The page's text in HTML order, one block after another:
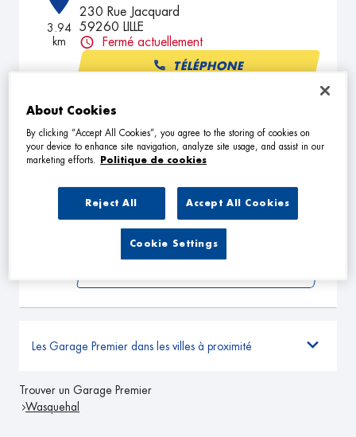
3.94
km
230 Rue Jacquard
59260 LILLE
Fermé actuellement
TÉLÉPHONE
2
km
GARAGE GR AUTO
31 Rue de la Liberation
62710 COURRIERES
Fermé actuellement
TÉLÉPHONE
Les Garage Premier dans les villes à proximité
Trouver un Garage Premier
Wasquehal
About Cookies
By clicking “Accept All Cookies”, you agree to the storing of cookies on
your device to enhance site navigation, analyze site usage, and assist in our
marketing efforts.
Politique de cookies
Reject All Accept All Cookies
Cookie Settings